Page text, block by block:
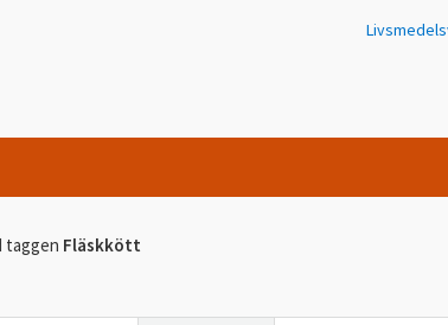
taggen Fläskkött